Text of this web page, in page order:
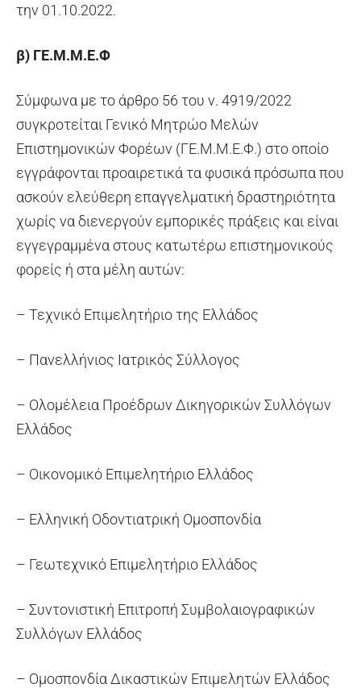
την 01.10.2022.
β) ΓΕ.Μ.Μ.Ε.Φ
Σύμφωνα με το άρθρο 56 του ν. 4919/2022
συγκροτείται Γενικό Μητρώο Μελών
Επιστημονικών Φορέων (ΓΕ.Μ.Μ.Ε.Φ.) στο οποίο
εγγράφονται προαιρετικά τα φυσικά πρόσωπα που
ασκούν ελεύθερη επαγγελματική δραστηριότητα
χωρίς να διενεργούν εμπορικές πράξεις και είναι
εγγεγραμμένα στους κατωτέρω επιστημονικούς
φορείς ή στα μέλη αυτών:
– Τεχνικό Επιμελητήριο της Ελλάδος
– Πανελλήνιος Ιατρικός Σύλλογος
– Ολομέλεια Προέδρων Δικηγορικών Συλλόγων
Ελλάδος
– Οικονομικό Επιμελητήριο Ελλάδος
– Ελληνική Οδοντιατρική Ομοσπονδία
– Γεωτεχνικό Επιμελητήριο Ελλάδος
– Συντονιστική Επιτροπή Συμβολαιογραφικών
Συλλόγων Ελλάδος
– Ομοσπονδία Δικαστικών Επιμελητών Ελλάδος